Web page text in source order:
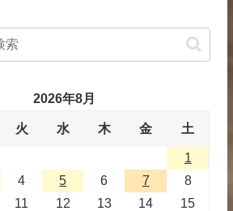
2026年8月
火 水 木 金 土
1
4 5 6 7
8
11 12 13 14
15